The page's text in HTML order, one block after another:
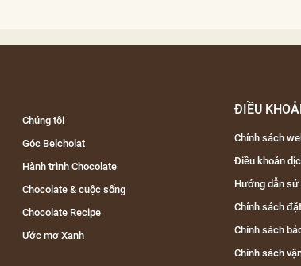
Chúng tôi
Góc Belcholat
Hành trình Chocolate
Chocolate & cuộc sống
Chocolate Recipe
Ước mơ Xanh
ĐIỀU
Chính sách
Điều khoản
Hướng dẫn sử
Chính sách
Chính sách
Chính sách